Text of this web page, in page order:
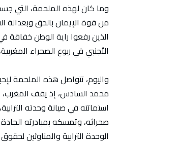
وما كان لهذه الملحمة، التي
من قوة الإيمان بالحق وبعدالة
الأجنبي في ربوع الصحراء المغربية،
واليوم، تتواصل هذه الملحمة
محمد السادس، إذ يقف المغرب،
استماتته في صيانة وحدته
صحرائه، وتمسكه بمبادرته
الوحدة الترابية والمناوئين